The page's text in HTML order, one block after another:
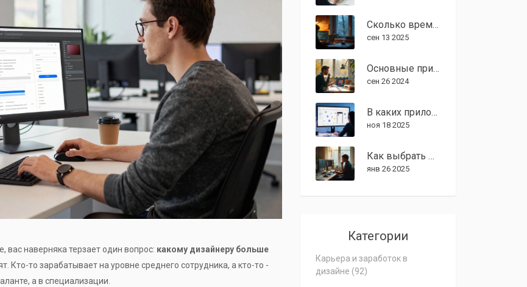
вас наверняка терзает один вопрос: какому дизайнеру больше
Кто-то зарабатывает на уровне среднего сотрудника, а кто-то -
а в специализации.
Сколько времени, чтобы стать графическим дизайнером: сроки и план до джуна
сен 13 2025
Основные принципы графического дизайна для начинающих
сен 26 2024
В каких приложениях работают UX/UI дизайнеры в 2025 году
ноя 18 2025
Как выбрать между Illustrator и Photoshop для графического дизайна
янв 26 2025
Категории
Карьера и заработок в
дизайне (92)